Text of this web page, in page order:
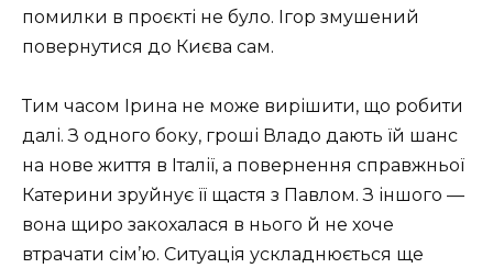
помилки в проєкті не було. Ігор змушений
повернутися до Києва сам.
Тим часом Ірина не може вирішити, що робити
далі. З одного боку, гроші Владо дають їй шанс
на нове життя в Італії, а повернення справжньої
Катерини зруйнує її щастя з Павлом. З іншого —
вона щиро закохалася в нього й не хоче
втрачати сім’ю. Ситуація ускладнюється ще